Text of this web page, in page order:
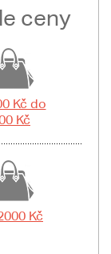
ceny
Kč do
Kč
Kč